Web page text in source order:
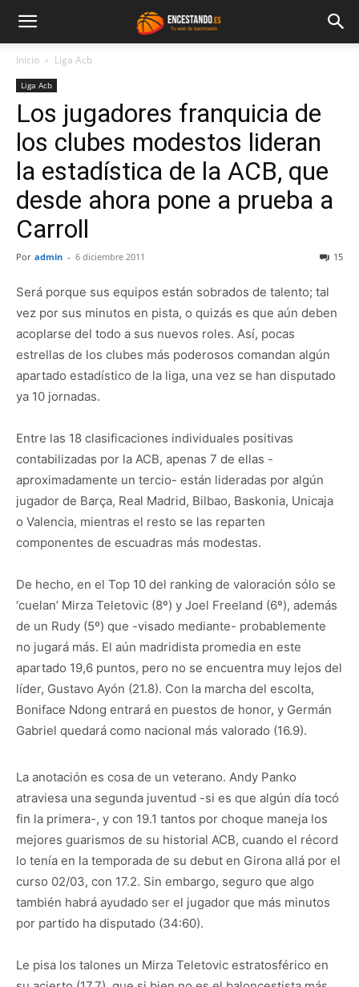
Inicio Liga Acb
Liga Acb
Los jugadores franquicia de
los clubes modestos lideran
la estadística de la ACB, que
desde ahora pone a prueba a
Carroll
Por admin - 6 diciembre 2011 15
Será porque sus equipos están sobrados de talento; tal
vez por sus minutos en pista, o quizás es que aún deben
acoplarse del todo a sus nuevos roles. Así, pocas
estrellas de los clubes más poderosos comandan algún
apartado estadístico de la liga, una vez se han disputado
ya 10 jornadas.
Entre las 18 clasificaciones individuales positivas
contabilizadas por la ACB, apenas 7 de ellas -
aproximadamente un tercio- están lideradas por algún
jugador de Barça, Real Madrid, Bilbao, Baskonia, Unicaja
o Valencia, mientras el resto se las reparten
componentes de escuadras más modestas.
De hecho, en el Top 10 del ranking de valoración sólo se
‘cuelan’ Mirza Teletovic (8º) y Joel Freeland (6º), además
de un Rudy (5º) que -visado mediante- probablemente
no jugará más. El aún madridista promedia en este
apartado 19,6 puntos, pero no se encuentra muy lejos del
líder, Gustavo Ayón (21.8). Con la marcha del escolta,
Boniface Ndong entrará en puestos de honor, y Germán
Gabriel quedará como nacional más valorado (16.9).
La anotación es cosa de un veterano. Andy Panko
atraviesa una segunda juventud -si es que algún día tocó
fin la primera-, y con 19.1 tantos por choque maneja los
mejores guarismos de su historial ACB, cuando el récord
lo tenía en la temporada de su debut en Girona allá por el
curso 02/03, con 17.2. Sin embargo, seguro que algo
también habrá ayudado ser el jugador que más minutos
por partido ha disputado (34:60).
Le pisa los talones un Mirza Teletovic estratosférico en